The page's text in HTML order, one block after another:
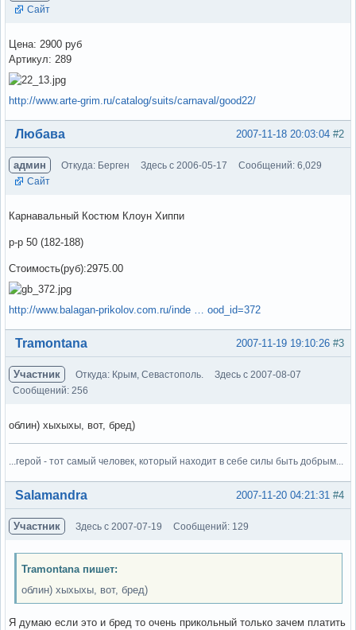
Сайт
Цена: 2900 руб
Артикул: 289
http://www.arte-grim.ru/catalog/suits/carnaval/good22/
Вне форума #2
2007-11-18 20:03:04
Любава
админ Откуда: Берген Здесь с 2006-05-17
Сообщений: 6,029
Сайт
Карнавальный Костюм Клоун Хиппи
р-р 50 (182-188)
Стоимость(руб):2975.00
http://www.balagan-prikolov.com.ru/inde … ood_id=372
Вне форума #3
2007-11-19 19:10:26
Tramontana
Участник Откуда: Крым, Севастополь.
Здесь с 2007-08-07
Сообщений: 256
облин) хыхыхы, вот, бред)
...герой - тот самый человек, который находит в себе силы быть добрым...
Вне форума #4
2007-11-20 04:21:31
Salamandra
Участник Здесь с 2007-07-19 Сообщений: 129
Tramontana пишет:
облин) хыхыхы, вот, бред)
Я думаю если это и бред то очень прикольный только зачем платить